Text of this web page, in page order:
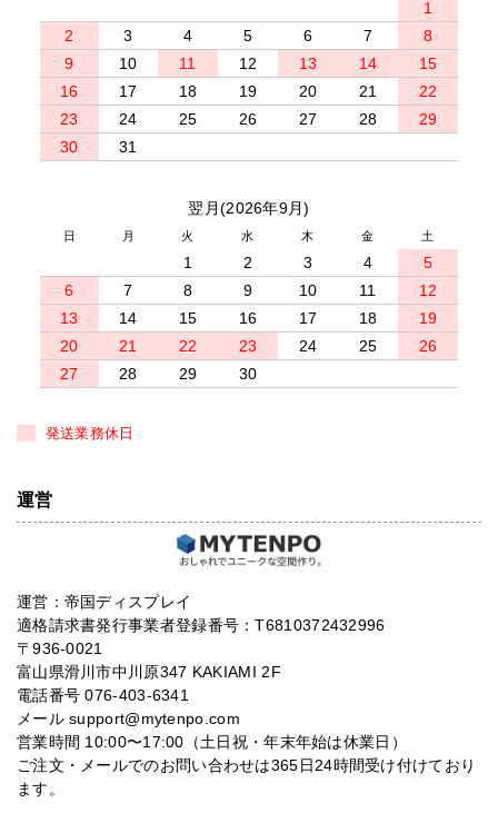
1
2
3 4 5 6 7
8
9
10 11 12 13 14
15
16
17 18 19 20 21
22
23
24 25 26 27 28
29
30
31
翌月(2026年9月)
日 月 火 水 木 金 土
1 2 3 4
5
6
7 8 9 10 11
12
13
14 15 16 17 18
19
20
21 22 23 24 25
26
27
28 29 30
発送業務休日
運営
運営：帝国ディスプレイ
適格請求書発行事業者登録番号：T6810372432996
〒936-0021
富山県滑川市中川原347 KAKIAMI 2F
電話番号 076-403-6341
メール support@mytenpo.com
営業時間 10:00〜17:00（土日祝・年末年始は休業日）
ご注文・メールでのお問い合わせは365日24時間受け付けており
ます。